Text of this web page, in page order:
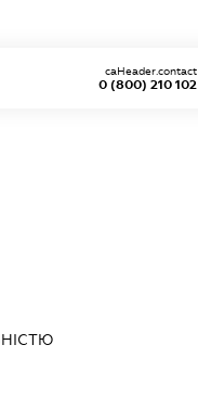
0 (800) 210 102
caHeader.contact